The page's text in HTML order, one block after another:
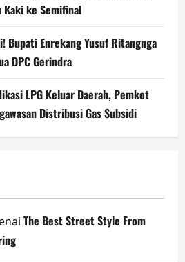
Kaki ke Semifinal
Bupati Enrekang Yusuf Ritangnga
DPC Gerindra
LPG Keluar Daerah, Pemkot
Distribusi Gas Subsidi
The Best Street Style From